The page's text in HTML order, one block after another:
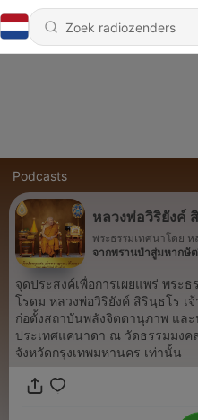
Podcasts
หลวงพ่อวิริยังค์
พระธรรมเทศนาโดย ห
จากพรานป่าสู่มหากษั
วิริยังค์ สิรินฺธโร)
จุดประสงค์เพื่อการเผยแพร่ พระ
โรดม หลวงพ่อวิริยังค์ สิรินฺธโร เ
ก่อตั้งสถาบันพลังจิตตานุภาพ แล
ประเทศแคนาดา ณ วัดธรรมมง
จังหวัดกรุงเทพมหานคร เท่านั้น